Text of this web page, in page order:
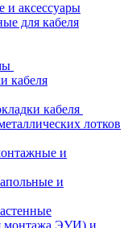
и аксессуары
для кабеля
кабеля
кабеля
лотков
и
и
монтажа ЭУИ) и